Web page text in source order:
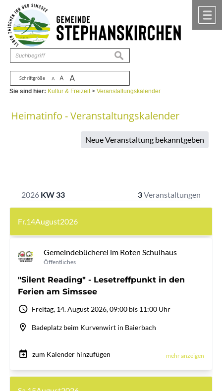
Zum Inhalt ,zur Navigation
Schriftgröße A A A
suchen
Sie sind hier: Kultur & Freizeit>Veranstaltungskalender
Heimatinfo - Veranstaltungskalender